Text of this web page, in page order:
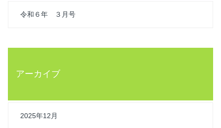
令和６年 ３月号
アーカイブ
2025年12月